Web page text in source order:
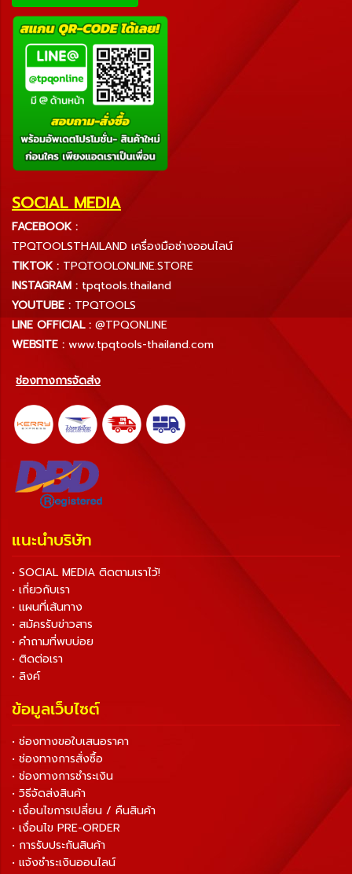
SOCIAL MEDIA
FACEBOOK :
TPQTOOLSTHAILAND เครื่องมือช่างออนไลน์
TIKTOK : TPQTOOLONLINE.STORE
INSTAGRAM : tpqtools.thailand
YOUTUBE : TPQTOOLS
LINE OFFICIAL : @TPQONLINE
WEBSITE : www.tpqtools-thailand.com
ช่องทางการจัดส่ง
แนะนำบริษัท
• SOCIAL MEDIA ติดตามเราไว้!
• เกี่ยวกับเรา
• แผนที่เส้นทาง
• สมัครรับข่าวสาร
• คำถามที่พบบ่อย
• ติดต่อเรา
• ลิงค์
ข้อมูลเว็บไซต์
• ช่องทางขอใบเสนอราคา
• ช่องทางการสั่งซื้อ
• ช่องทางการชำระเงิน
• วิธีจัดส่งสินค้า
• เงื่อนไขการเปลี่ยน / คืนสินค้า
• เงื่อนไข PRE-ORDER
• การรับประกันสินค้า
• แจ้งชำระเงินออนไลน์